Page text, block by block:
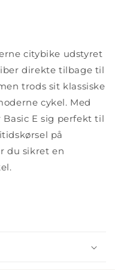
citybike udstyret
direkte tilbage til
trods sit klassiske
cykel. Med
E sig perfekt til
på
du sikret en